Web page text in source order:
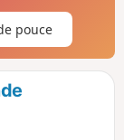
pouce